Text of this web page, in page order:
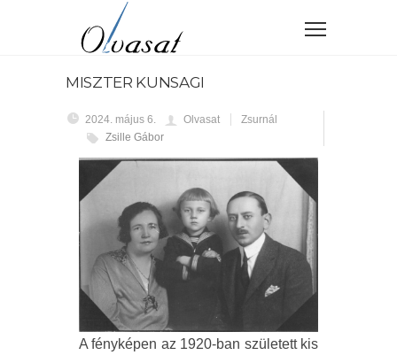
MISZTER KUNSAGI
2024. május 6. Olvasat
Zsurnál
Zsille Gábor
A fényképen az 1920-ban született kis